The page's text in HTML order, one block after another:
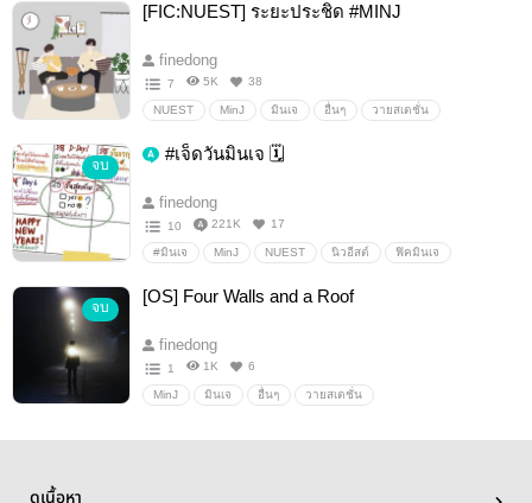
[FIC:NUEST] ระยะประชิด #MINJ
finedong
7 5K 38
NUEST MinJ มินเจ อื่นๆ วายสเตชั่น
จบ
#เจ็ดวันมินเจ 🗓
finedong
10 221K 17
#มินเจ MinJ NUEST นิวอีสต์ ฟิคมินเจ
จบ
[OS] Four Walls and a Roof
finedong
1 1K 6
MinJ มินเจ อื่นๆ วายสเตชั่น